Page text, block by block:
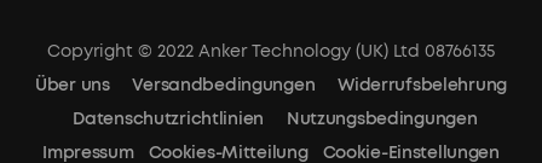
Copyright © 2022 Anker Technology (UK) Ltd 08766135
Über uns
Versandbedingungen
Widerrufsbelehrung
Datenschutzrichtlinien
Nutzungsbedingungen
Impressum
Cookies-Mitteilung Cookie-Einstellungen